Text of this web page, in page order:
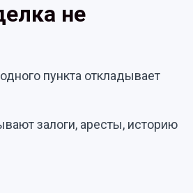
не
пункта откладывает
залоги, аресты, историю